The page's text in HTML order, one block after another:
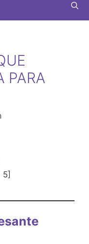
PARA
5]